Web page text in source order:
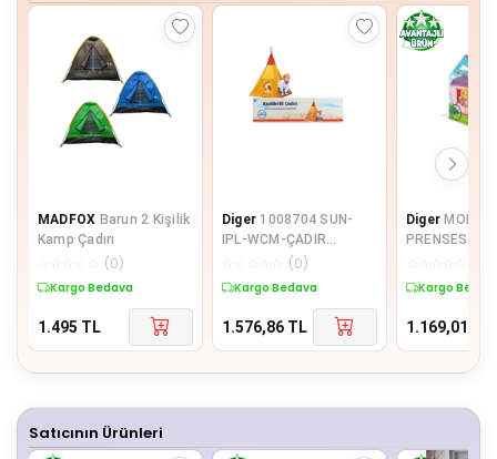
MADFOX Barun 2 Kişilik
Kamp Çadırı
(0)
Kargo Bedava
1.495 TL
Diger 1008704 SUN-
IPL-WCM-ÇADIR
KIZILDERİLİ(0)
Kargo Bedava
1.576,86 TL
Diger MOL-
PRENSES
Kargo
1.169,01
Satıcının Ürünleri